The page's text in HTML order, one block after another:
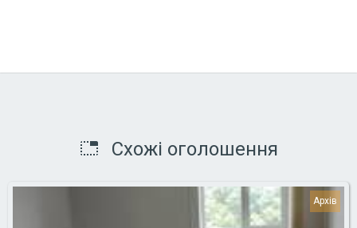
Схожі оголошення